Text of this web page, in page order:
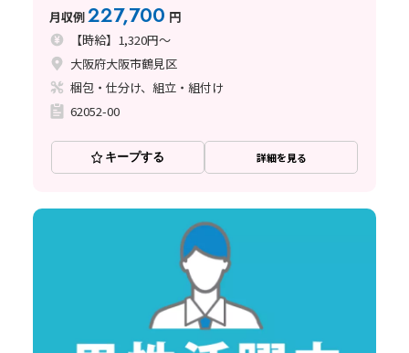
月収例227,700 円
【時給】1,320円～
大阪府大阪市鶴見区
梱包・仕分け、組立・組付け
62052-00
キープする 詳細を見る